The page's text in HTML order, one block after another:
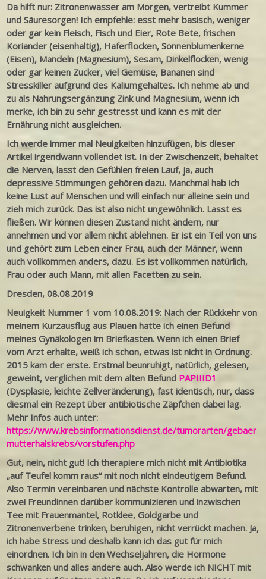
Da hilft nur: Zitronenwasser am Morgen, vertreibt Kummer
und Säuresorgen! Ich empfehle: esst mehr basisch, weniger
oder gar kein Fleisch, Fisch und Eier, Rote Bete, frischen
Koriander (eisenhaltig), Haferflocken, Sonnenblumenkerne
(Eisen), Mandeln (Magnesium), Sesam, Dinkelflocken, wenig
oder gar keinen Zucker, viel Gemüse, Bananen sind
Stresskiller aufgrund des Kaliumgehaltes. Ich nehme ab und
zu als Nahrungsergänzung Zink und Magnesium, wenn ich
merke, ich bin zu sehr gestresst und kann es mit der
Ernährung nicht ausgleichen.
Ich werde immer mal Neuigkeiten hinzufügen, bis dieser
Artikel irgendwann vollendet ist. In der Zwischenzeit, behaltet
die Nerven, lasst den Gefühlen freien Lauf, ja, auch
depressive Stimmungen gehören dazu. Manchmal hab ich
keine Lust auf Menschen und will einfach nur alleine sein und
zieh mich zurück. Das ist also nicht ungewöhnlich. Lasst es
fließen. Wir können diesen Zustand nicht ändern, nur
annehmen und vor allem nicht ablehnen. Er ist ein Teil von uns
und gehört zum Leben einer Frau, auch der Männer, wenn
auch vollkommen anders, dazu. Es ist vollkommen natürlich,
Frau oder auch Mann, mit allen Facetten zu sein.
Dresden, 08.08.2019
Neuigkeit Nummer 1 vom 10.08.2019: Nach der Rückkehr von
meinem Kurzausflug aus Plauen hatte ich einen Befund
meines Gynäkologen im Briefkasten. Wenn ich einen Brief
vom Arzt erhalte, weiß ich schon, etwas ist nicht in Ordnung.
2015 kam der erste. Erstmal beunruhigt, natürlich, gelesen,
geweint, verglichen mit dem alten Befund PAPIIID1
(Dysplasie, leichte Zellveränderung), fast identisch, nur, dass
diesmal ein Rezept über antibiotische Zäpfchen dabei lag.
Mehr Infos auch unter:
https://www.krebsinformationsdienst.de/tumorarten/gebaer
mutterhalskrebs/vorstufen.php
Gut, nein, nicht gut! Ich therapiere mich nicht mit Antibiotika
„auf Teufel komm raus“ mit noch nicht eindeutigem Befund.
Also Termin vereinbaren und nächste Kontrolle abwarten, mit
zwei Freundinnen darüber kommunizieren und inzwischen
Tee mit Frauenmantel, Rotklee, Goldgarbe und
Zitronenverbene trinken, beruhigen, nicht verrückt machen. Ja,
ich habe Stress und deshalb kann ich das gut für mich
einordnen. Ich bin in den Wechseljahren, die Hormone
schwanken und alles andere auch. Also werde ich NICHT mit